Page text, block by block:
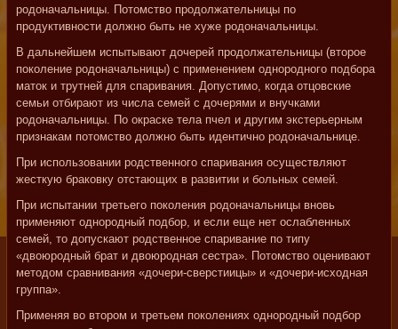
родоначальницы. Потомство продолжательницы по
продуктивности должно быть не хуже родоначальницы.
В дальнейшем испытывают дочерей продолжательницы (второе
поколение родоначальницы) с применением однородного подбора
маток и трутней для спаривания. Допустимо, когда отцовские
семьи отбирают из числа семей с дочерями и внучками
родоначальницы. По окраске тела пчел и другим экстерьерным
признакам потомство должно быть идентично родоначальнице.
При использовании родственного спаривания осуществляют
жесткую браковку отстающих в развитии и больных семей.
При испытании третьего поколения родоначальницы вновь
применяют однородный подбор, и если еще нет ослабленных
семей, то допускают родственное спаривание по типу
«двоюродный брат и двоюродная сестра». Потомство оценивают
методом сравнивания «дочери-сверстиицы» и «дочери-исходная
группа».
Применяя во втором и третьем поколениях однородный подбор